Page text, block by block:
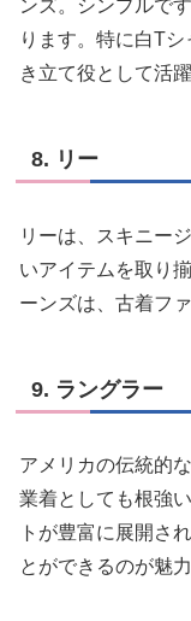
ンズ。シンプルで
ります。特に白Tシ
き立て役として活躍
8. リー
リーは、スキニー
いアイテムを取り
ーンズは、古着フ
9. ラングラー
アメリカの伝統的
業着としても根強
トが豊富に展開さ
とができるのが魅力